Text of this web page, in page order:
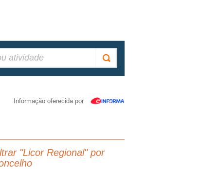
Informação oferecida por
"Licor Regional" por